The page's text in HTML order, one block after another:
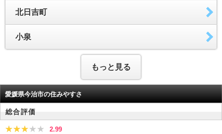
北日吉町
小泉
もっと見る
愛媛県今治市の住みやすさ
総合評価
2.99